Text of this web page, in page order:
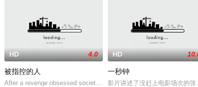
独裁者伊万•雷迪克将军（Jurgen P
HD 4.0
被指控的人
After a revenge obsessed society incorrectly selects
HD
一秒钟
影片讲述了没赶上电影场次的